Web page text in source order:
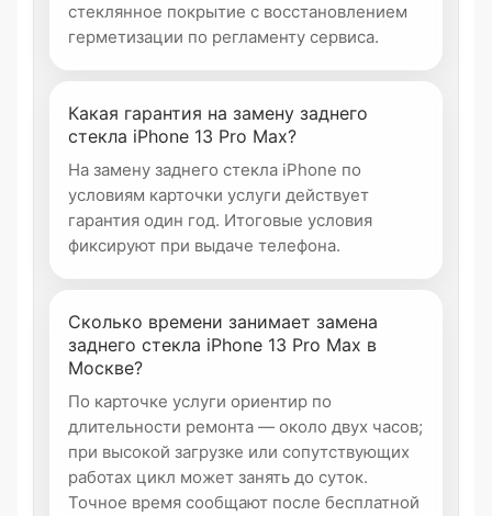
стеклянное покрытие с восстановлением
герметизации по регламенту сервиса.
Какая гарантия на замену заднего
стекла iPhone 13 Pro Max?
На замену заднего стекла iPhone по
условиям карточки услуги действует
гарантия один год. Итоговые условия
фиксируют при выдаче телефона.
Сколько времени занимает замена
заднего стекла iPhone 13 Pro Max в
Москве?
По карточке услуги ориентир по
длительности ремонта — около двух часов;
при высокой загрузке или сопутствующих
работах цикл может занять до суток.
Точное время сообщают после бесплатной